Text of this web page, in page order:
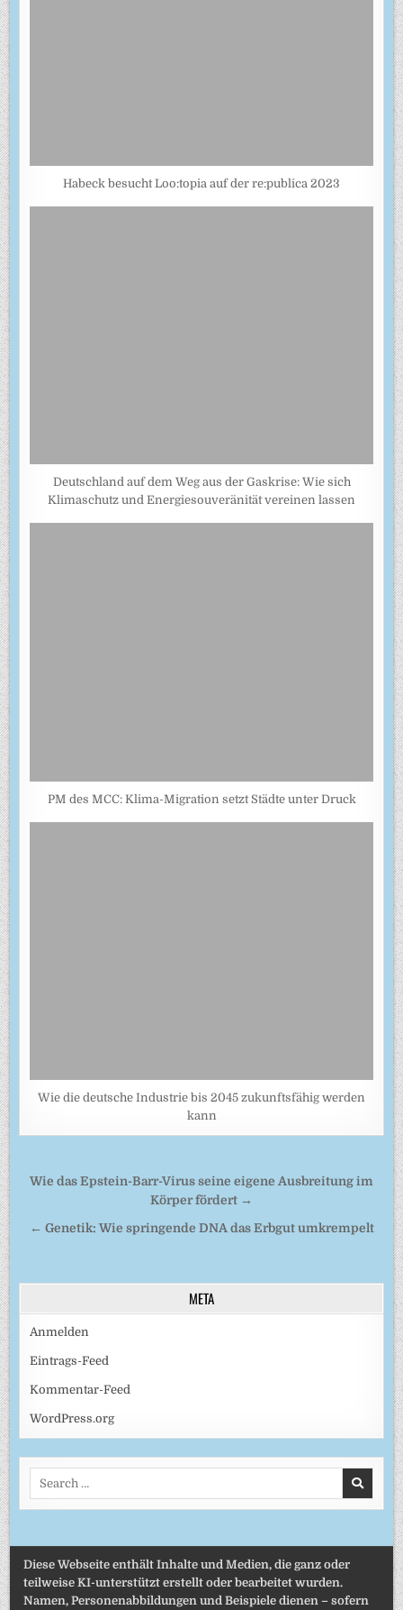
Habeck besucht Loo:topia auf der re:publica 2023
Deutschland auf dem Weg aus der Gaskrise: Wie sich
Klimaschutz und Energiesouveränität vereinen lassen
PM des MCC: Klima-Migration setzt Städte unter Druck
Wie die deutsche Industrie bis 2045 zukunftsfähig werden
kann
Beitragsnavigation
Wie das Epstein-Barr-Virus seine eigene Ausbreitung im
Körper fördert →
← Genetik: Wie springende DNA das Erbgut umkrempelt
META
Anmelden
Eintrags-Feed
Kommentar-Feed
WordPress.org
Diese Webseite enthält Inhalte und Medien, die ganz oder
teilweise KI-unterstützt erstellt oder bearbeitet wurden.
Namen, Personenabbildungen und Beispiele dienen – sofern